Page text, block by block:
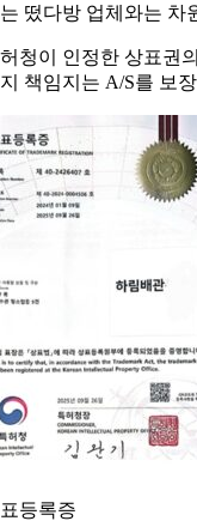
떴다방 업체와는 차
청이 인정한 상표권
책임지는 A/S를 보
등록증